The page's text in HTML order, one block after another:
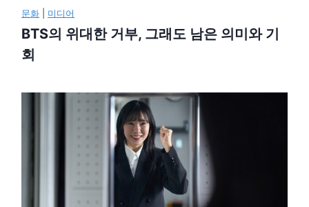
문화 미디어
BTS의 위대한 거부, 그래도 남은 의미와 기
회